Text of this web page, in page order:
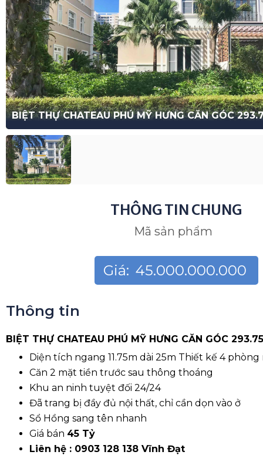
BIỆT THỰ CHATEAU PHÚ MỸ HƯNG CĂN GÓC
THÔNG TIN CHUNG
Mã sản phẩm
Giá: 45.000.000.000
Thông tin
BIỆT THỰ CHATEAU PHÚ MỸ HƯNG CĂN GÓC
Diện tích ngang 11.75m dài 25m Thiết kế 4
Căn 2 mặt tiền trước sau thông thoáng
Khu an ninh tuyệt đối 24/24
Đã trang bị đầy đủ nội thất, chỉ cần dọn vào ở
Sổ Hồng sang tên nhanh
Giá bán 45 Tỷ
Liên hệ : 0903 128 138 Vĩnh Đạt